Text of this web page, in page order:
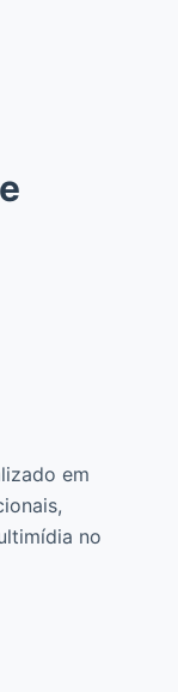
em
no